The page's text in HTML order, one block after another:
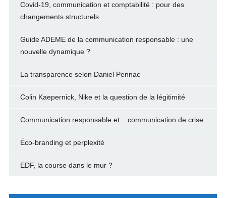
Covid-19, communication et comptabilité : pour des
changements structurels
Guide ADEME de la communication responsable : une
nouvelle dynamique ?
La transparence selon Daniel Pennac
Colin Kaepernick, Nike et la question de la légitimité
Communication responsable et... communication de crise
Éco-branding et perplexité
EDF, la course dans le mur ?